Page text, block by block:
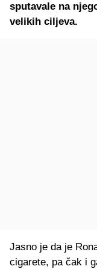
sputavale na
velikih ciljeva.
Jasno je da je
cigarete, pa čak i